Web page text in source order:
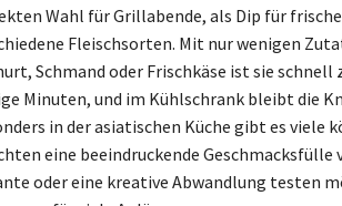
Wahl für Grillabende, als Dip für
Fleischsorten. Mit nur wenigen
Schmand oder Frischkäse ist sie
Minuten, und im Kühlschrank bleibt die
in der asiatischen Küche gibt es viele
eine beeindruckende Geschmacksfülle
oder eine kreative Abwandlung testen